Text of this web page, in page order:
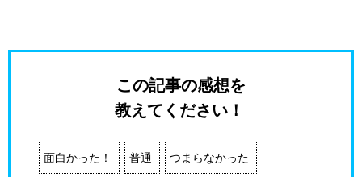
この記事の感想を
教えてください！
面白かった！ 普通 つまらなかった